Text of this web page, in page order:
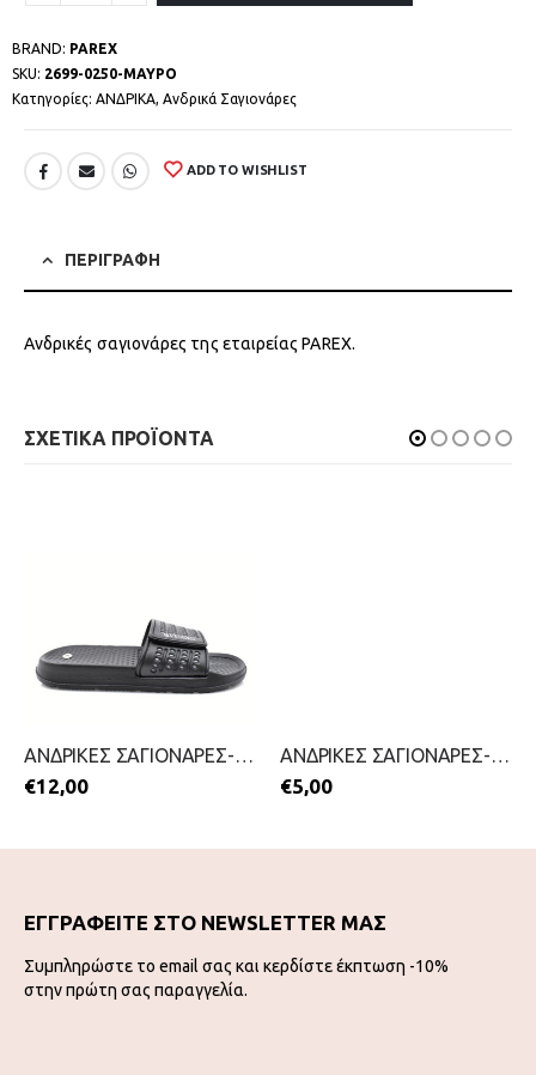
BRAND: PAREX
SKU: 2699-0250-ΜΑΥΡΟ
Κατηγορίες: ΑΝΔΡΙΚΑ, Ανδρικά Σαγιονάρες
ADD TO WISHLIST
ΠΕΡΙΓΡΑΦΗ
Ανδρικές σαγιονάρες της εταιρείας PAREX.
ΣΧΕΤΙΚΑ ΠΡΟΪΟΝΤΑ
ΑΝΔΡΙΚΕΣ ΣΑΓΙΟΝΑΡΕΣ-MITSUKO-2199-0210-ΜΑΥΡΟ
€12,00
ΑΝΔΡΙΚΕΣ ΣΑΓΙΟΝΑΡΕΣ-MITSUKO-2199-0187-ΜΑΥΡΟ
€5,00
ΕΓΓΡΑΦΕΙΤΕ ΣΤΟ NEWSLETTER ΜΑΣ
Συμπληρώστε το email σας και κερδίστε έκπτωση -10%
στην πρώτη σας παραγγελία.